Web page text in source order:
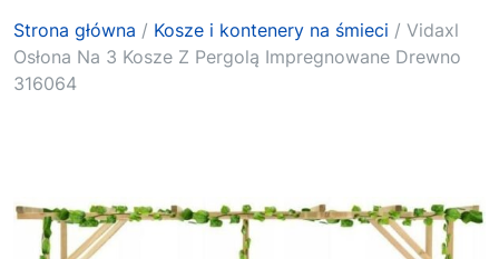
Strona główna / Kosze i kontenery na śmieci / Vidaxl
Osłona Na 3 Kosze Z Pergolą Impregnowane Drewno
316064